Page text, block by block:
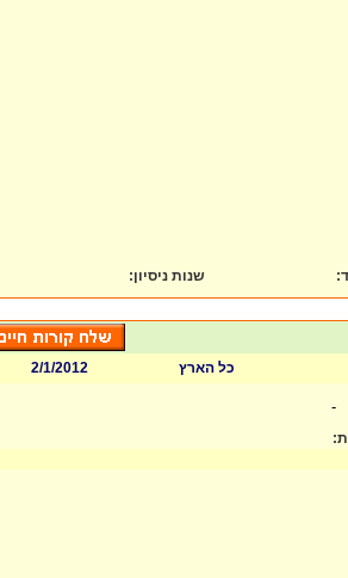
שנות ניסיון:
כל הארץ 2/1/2012
-